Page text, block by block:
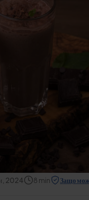
2024 8 min Защо